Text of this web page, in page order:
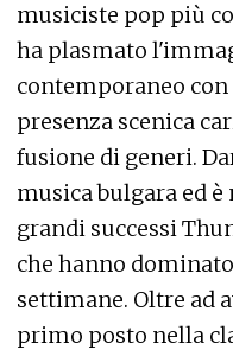
musiciste pop più
ha plasmato
contemporaneo con
presenza scenica
fusione di generi.
musica bulgara ed
grandi successi
che hanno
settimane. Oltre ad
primo posto nella